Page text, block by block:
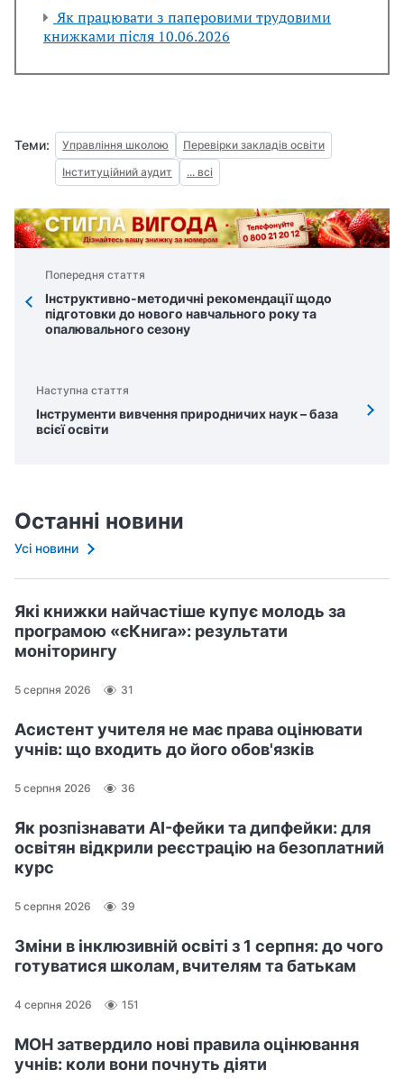
Як працювати з паперовими трудовими
книжками після 10.06.2026
Теми: Управління школою
Перевірки закладів освіти
Інституційний аудит
... всі
Попередня стаття
Інструктивно-методичні рекомендації щодо
підготовки до нового навчального року та
опалювального сезону
Наступна стаття
Інструменти вивчення природничих наук – база
всієї освіти
Останні новини
Усі новини
Які книжки найчастіше купує молодь за
програмою «єКнига»: результати
моніторингу
5 серпня 2026 31
Асистент учителя не має права оцінювати
учнів: що входить до його обов'язків
5 серпня 2026 36
Як розпізнавати AI-фейки та дипфейки: для
освітян відкрили реєстрацію на безоплатний
курс
5 серпня 2026 39
Зміни в інклюзивній освіті з 1 серпня: до чого
готуватися школам, вчителям та батькам
4 серпня 2026 151
МОН затвердило нові правила оцінювання
учнів: коли вони почнуть діяти